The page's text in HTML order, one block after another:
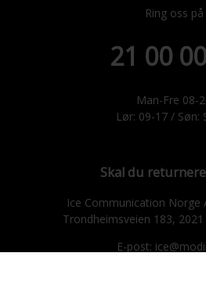
Ring oss på
21 00
Man-Fre 08-
Lør: 09-17 / Søn:
Skal du
Ice Communication Norge
Trondheimsveien 183,
E-post: